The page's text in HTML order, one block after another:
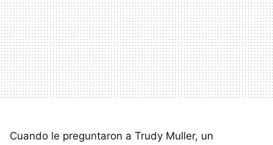
Cuando le preguntaron a Trudy Muller, un